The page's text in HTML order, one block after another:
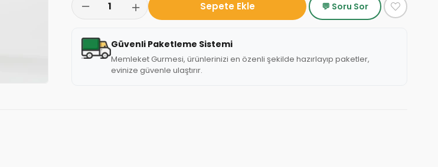
💬 Soru Sor
Güvenli Paketleme Sistemi
Memleket Gurmesi, ürünlerinizi en özenli şekilde hazırlayıp paketler,
evinize güvenle ulaştırır.